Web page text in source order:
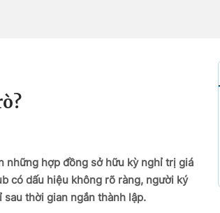
những hợp đồng sở hữu kỳ nghỉ trị giá
có dấu hiệu không rõ ràng, người ký
thời gian ngắn thành lập.